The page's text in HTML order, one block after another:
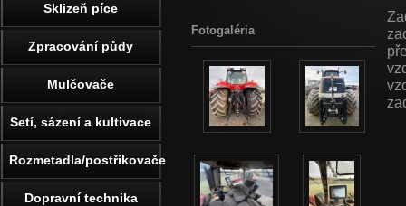
Fotogaléria
Sklizeň píce
Zpracování půdy
Mulčovače
Setí, sázení a kultivace
Rozmetadla/postřikovače
Dopravní technika